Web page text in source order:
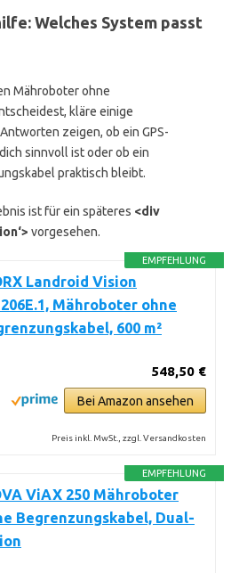
Welches System passt
Mähroboter ohne
kläre einige
zeigen, ob ein GPS-
sinnvoll ist oder ob ein
praktisch bleibt.
ist für ein späteres <div
vorgesehen.
EMPFEHLUNG
Landroid Vision
Mähroboter ohne
600 m²
548,50 €
Bei Amazon ansehen
Preis inkl. MwSt., zzgl. Versandkosten
EMPFEHLUNG
ViAX 250 Mähroboter
Begrenzungskabel, Dual-